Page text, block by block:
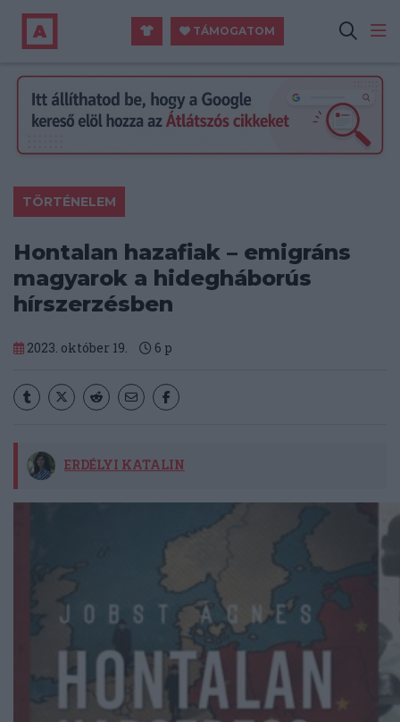
TÁMOGATOM
TÖRTÉNELEM
Hontalan hazafiak – emigráns
magyarok a hidegháborús
hírszerzésben
2023. október 19. 6 p
ERDÉLYI KATALIN